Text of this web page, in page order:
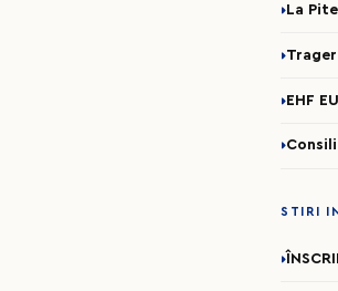
La
EHF
STIRI